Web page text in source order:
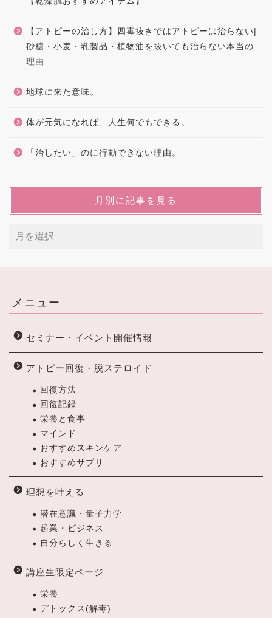
【アトピーの治し方】四毒抜きではアトピーは治らない|
砂糖・小麦・乳製品・植物油を抜いても治らない本当の
理由
地球に来た意味。
体が元気になれば、人生何でもできる。
「治したい」のに行動できない理由。
月別に記事を見る
メニュー
セミナー・イベント開催情報
アトピー回復・脱ステロイド
回復方法
回復記録
栄養と食事
マインド
おすすめスキンケア
おすすめサプリ
理想を叶える
潜在意識・量子力学
起業・ビジネス
自分らしく生きる
講座生限定ページ
栄養
デトックス(解毒)